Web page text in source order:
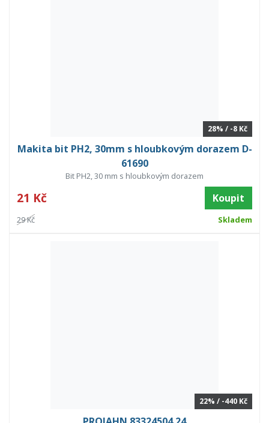
28% / -8 Kč
Makita bit PH2, 30mm s hloubkovým dorazem D-
61690
Bit PH2, 30 mm s hloubkovým dorazem
21 Kč Koupit
29 Kč Skladem
22% / -440 Kč